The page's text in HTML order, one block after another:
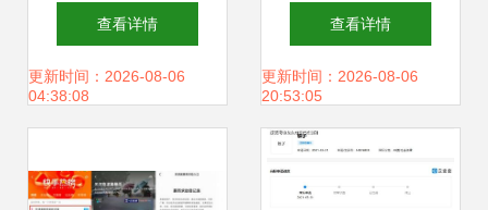
巨头”构建内容重力
场防御抖音快手的
查看详情
更新时间：2026-08-06
04:38:08
公，与快手跨界联
动引领互联行业新
查看详情
更新时间：2026-08-06
20:53:05